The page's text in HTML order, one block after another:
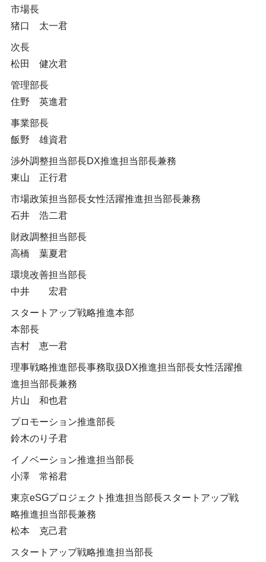
市場長
猪口 太一君
次長
松田 健次君
管理部長
住野 英進君
事業部長
飯野 雄資君
渉外調整担当部長DX推進担当部長兼務
東山 正行君
市場政策担当部長女性活躍推進担当部長兼務
石井 浩二君
財政調整担当部長
高橋 葉夏君
環境改善担当部長
中井 宏君
スタートアップ戦略推進本部
本部長
吉村 恵一君
理事戦略推進部長事務取扱DX推進担当部長女性活躍推
進担当部長兼務
片山 和也君
プロモーション推進部長
鈴木のり子君
イノベーション推進担当部長
小澤 常裕君
東京eSGプロジェクト推進担当部長スタートアップ戦
略推進担当部長兼務
松本 克己君
スタートアップ戦略推進担当部長